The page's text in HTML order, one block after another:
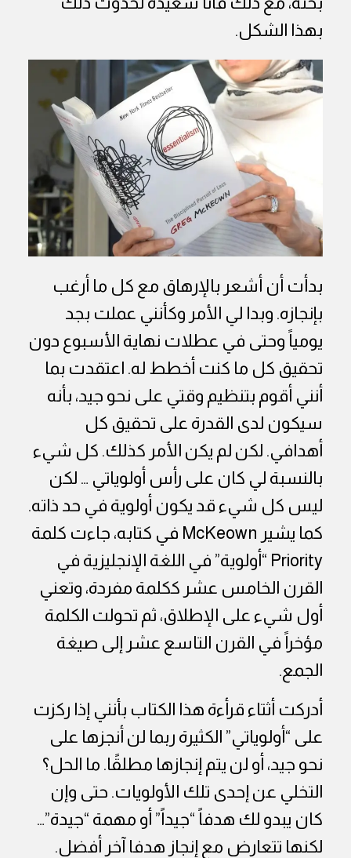
بهذا الشكل.
بدأت أن أشعر بالإرهاق مع كل ما أرغب
بإنجازه. وبدا لي الأمر وكأنني عملت بجد
يومياً وحتى في عطلات نهاية الأسبوع دون
تحقيق كل ما كنت أخطط له. اعتقدت بما
أنني أقوم بتنظيم وقتي على نحو جيد، بأنه
سيكون لدى القدرة على تحقيق كل
أهدافي. لكن لم يكن الأمر كذلك. كل شيء
بالنسبة لي كان على رأس أولوياتي … لكن
ليس كل شيء قد يكون أولوية في حد ذاته.
كما يشير McKeown في كتابه، جاءت كلمة
Priority “أولوية” في اللغة الإنجليزية في
القرن الخامس عشر ككلمة مفردة، وتعني
أول شيء على الإطلاق، ثم تحولت الكلمة
مؤخراً في القرن التاسع عشر إلى صيغة
الجمع.
أدركت أثتاء قرأءة هذا الكتاب بأنني إذا ركزت
على “أولوياتي” الكثيرة ربما لن أنجزها على
نحو جيد، أو لن يتم إنجازها مطلقًا. ما الحل؟
التخلي عن إحدى تلك الأولويات. حتى وإن
كان يبدو لك هدفاً “جيداً” أو مهمة “جيدة”…
لكنها تتعارض مع إنجاز هدفا آخر أفضل.